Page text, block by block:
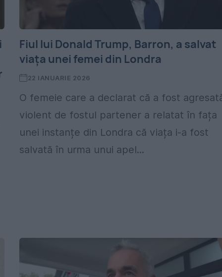
Fiul lui Donald Trump, Barron, a salvat
viața unei femei din Londra
22 IANUARIE 2026
O femeie care a declarat că a fost
violent de fostul partener a relatat în fața
unei instanțe din Londra că viața i-a fost
salvată în urma unui apel...